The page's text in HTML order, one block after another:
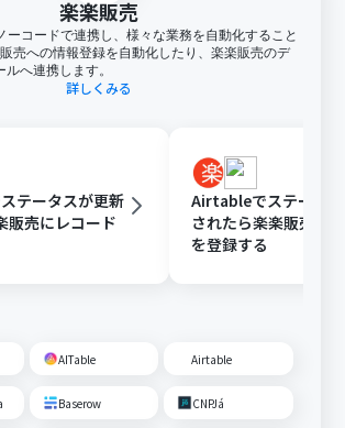
楽楽販売
ーコードで連携し、様々な業務を自動化すること
売への情報登録を自動化したり、楽楽販売のデ
へ連携します。
詳しくみる
テータスが更新
販売にレコード
Airtableでステータ
されたら楽楽販売に
を登録する
AITable Airtable
Baserow CNPJá